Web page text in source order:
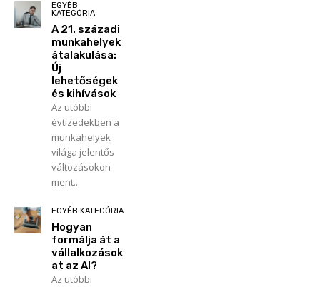
EGYÉB
KATEGÓRIA
A 21. századi
munkahelyek
átalakulása:
Új
lehetőségek
és kihívások
Az utóbbi
évtizedekben a
munkahelyek
világa jelentős
változásokon
ment...
EGYÉB KATEGÓRIA
Hogyan
formálja át a
vállalkozások
at az AI?
Az utóbbi